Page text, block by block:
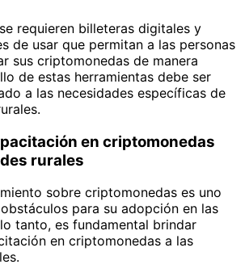
requieren billeteras digitales y
de usar que permitan a las personas
sus criptomonedas de manera
de estas herramientas debe ser
a las necesidades específicas de
en criptomonedas
rurales
sobre criptomonedas es uno
para su adopción en las
tanto, es fundamental brindar
en criptomonedas a las